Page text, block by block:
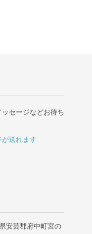
セージなどお待ち
が送れます
安芸郡府中町宮の